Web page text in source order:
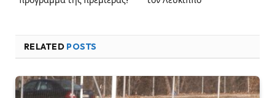
RELATED POSTS